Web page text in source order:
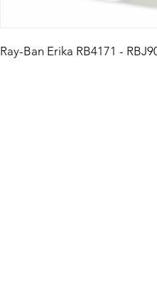
Ray-Ban Erika RB4171 -